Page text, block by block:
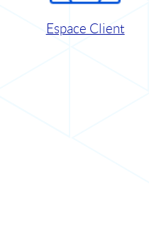
Espace Client